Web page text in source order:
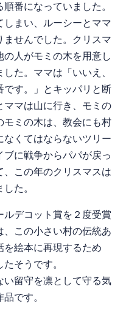
番になっていました。
しまい、ルーシーとママ
ませんでした。クリスマ
の人がモミの木を用意し
た。ママは「いいえ、
です。」とキッパリと断
ママは山に行き、モミの
モミの木は、教会にも村
なくてはならないツリー
に戦争からパパが戻っ
この年のクリスマスは
た。
デコット賞を２度受賞
、この小さい村の伝統あ
を絵本に再現するため
そうです。
い留守を凛として守る気
です。